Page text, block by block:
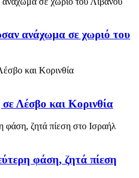
ανάχωμα σε χωριό του
σε Λέσβο και Κορινθία
φάση, ζητά πίεση